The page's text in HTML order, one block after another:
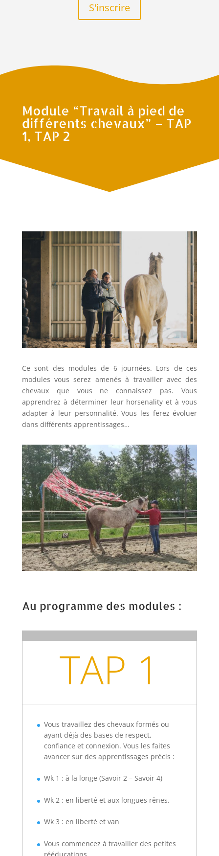
S'inscrire
Module “Travail à pied de
différents chevaux” – TAP
1, TAP 2
Ce sont des modules de 6 journées. Lors de ces
modules vous serez amenés à travailler avec des
chevaux que vous ne connaissez pas. Vous
apprendrez à déterminer leur horsenality et à vous
adapter à leur personnalité. Vous les ferez évoluer
dans différents apprentissages…
Au programme des modules :
TAP 1
Vous travaillez des chevaux formés ou
ayant déjà des bases de respect,
confiance et connexion. Vous les faites
avancer sur des apprentissages précis :
Wk 1 : à la longe (Savoir 2 – Savoir 4)
Wk 2 : en liberté et aux longues rênes.
Wk 3 : en liberté et van
Vous commencez à travailler des petites
rééducations